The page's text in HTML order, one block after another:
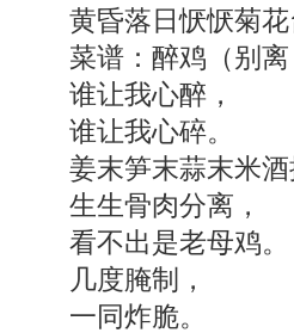
黄昏落日恹恹菊花
菜谱：醉鸡（别离
谁让我心醉，
谁让我心碎。
姜末笋末蒜末米酒
生生骨肉分离，
看不出是老母鸡。
几度腌制，
一同炸脆。